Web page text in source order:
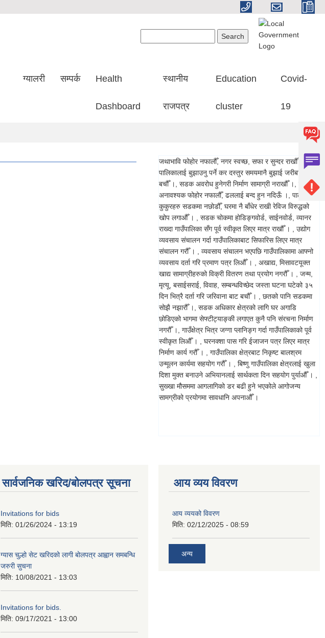
ग्यालरी सम्पर्क Health
Dashboard
स्थानीय
राजपत्र
Education
cluster
Covid-
19
जथाभावि फोहोर नफालौँ, नगर स्वच्छ, सफा र सुन्दर राखौँ ।, गाउँ
पालिकालाई बुझाउनु पर्ने कर दस्तुर समयमानै बुझाई जरीबाना बाट
बचौँ ।, सडक अवरोध हुनेगरी निर्माण सामाग्री नराखौँ ।, ढलमा
अनावश्यक फोहोर नफालौँ, ढललाई बन्द हुन नदिऊँ ।, पाल्तु
कुकुरहरु सडकमा नछोडौँ, घरमा नै बाँधेर राखी रेविज विरुद्धको
खोप लगाऔँ । , सडक चोकमा होडिङ्गवोर्ड, साईनवोर्ड, व्यानर
राख्दा गाउँपालिका सँग पूर्व स्वीकृत लिएर मात्र राखौँ । , उद्योग
व्यवसाय संचालन गर्दा गाउँपालिकाबाट सिफारिस लिएर मात्र
संचालन गरौँ । , व्यवसाय संचालन भएपछि गाउँपालिकामा आफ्नो
व्यवसाय दर्ता गरि प्रमाण पत्र लिऔँ । , अखाद्य, मिसावटयूक्त
खाद्य सामाग्रीहरुको विक्री वितरण तथा प्रयोग नगरौँ । , जन्म,
मृत्यू, बसाईसराई, विवाह, सम्बन्धविच्छेद जस्ता घटना घटेको ३५
दिन भित्रै दर्ता गरि जरिवाना बाट बचौँ । , छतको पानि सडकमा
सोझै नझारौँ ।, सडक अधिकार क्षेत्रको लागि घर अगाडि
छोडिएको भागमा सेफ्टीट्याङ्की लगाएत कुनै पनि संरचना निर्माण
नगरौँ ।, गाउँक्षेत्र भित्र जग्गा प्लानिङ्ग गर्दा गाउँपालिकाको पूर्व
स्वीकृत लिऔँ । , घरनक्शा पास गरि ईजाजन पत्र लिएर मात्र
निर्माण कार्य गरौँ । , गाउँपालिका क्षेत्रबाट निकृष्ट बालश्रम
उन्मूलन कार्यमा सहयोग गरौँ । , बिष्णु गाउँपालिका क्षेत्रलाई खुला
दिशा मुक्त बनाउने अभियानलाई सार्थकता दिन सहयोग पुर्याऔँ । ,
सुख्खा मौसममा आगलागिको डर बढी हुने भएकोले आगोजन्य
सामग्रीको प्रयोगमा सावधानि अपनाऔँ ।
सार्वजनिक खरिद/बोलपत्र सूचना
Invitations for bids
मिति: 01/26/2024 - 13:19
ग्यास चुल्हो सेट खरिदको लागी बोलपत्र आह्वान समबन्धि
जरुरी सुचना
मिति: 10/08/2021 - 13:03
Invitations for bids.
मिति: 09/17/2021 - 13:00
आय व्यय विवरण
आय व्ययको विवरण
मिति: 02/12/2025 - 08:59
अन्य